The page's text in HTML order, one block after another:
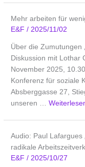
Mehr arbeiten für
E&F/2025/11/02
Über die Zumutungen
Diskussion mit Lothar
November 2025,
Konferenz für soziale
Absberggasse 27,
unseren …
Audio: Paul Lafargues
radikale
E&F/2025/10/27